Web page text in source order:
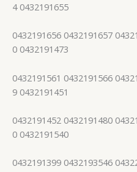
4 0432191655
0432191656 0432191657
0 0432191473
0432191561 0432191566
9 0432191451
0432191452 0432191480
0 0432191540
0432191399 0432193546